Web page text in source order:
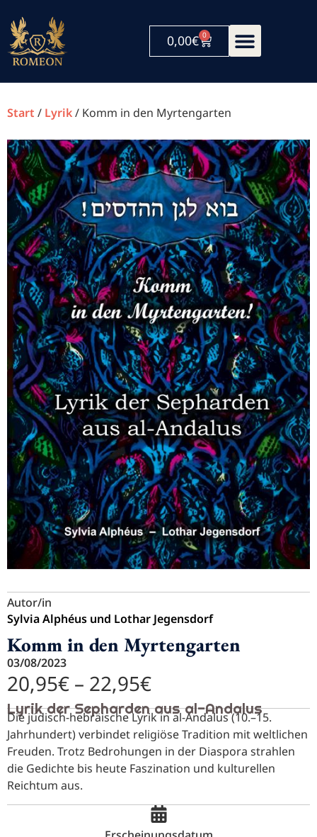
0,00€ 0
Start / Lyrik/ Komm in den Myrtengarten
Autor/in
Sylvia Alphéus und Lothar Jegensdorf
Komm in den Myrtengarten
03/08/2023
20,95€ – 22,95€
Lyrik der Sepharden aus al-Andalus
Die jüdisch-hebräische Lyrik in al-Andalus (10.–15.
Jahrhundert) verbindet religiöse Tradition mit weltlichen
Freuden. Trotz Bedrohungen in der Diaspora strahlen
die Gedichte bis heute Faszination und kulturellen
Reichtum aus.